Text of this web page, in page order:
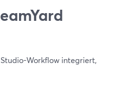
Workflow integriert,